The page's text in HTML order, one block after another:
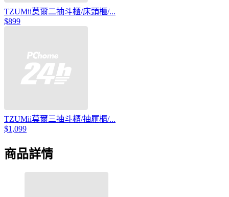
TZUMii莫爾二抽斗櫃/床頭櫃/...
$899
TZUMii莫爾三抽斗櫃/抽屜櫃/...
$1,099
商品詳情